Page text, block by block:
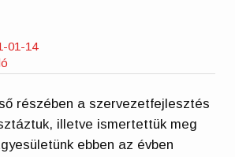
01-14
részében a szervezetfejlesztés
illetve ismertettük meg
ebben az évben